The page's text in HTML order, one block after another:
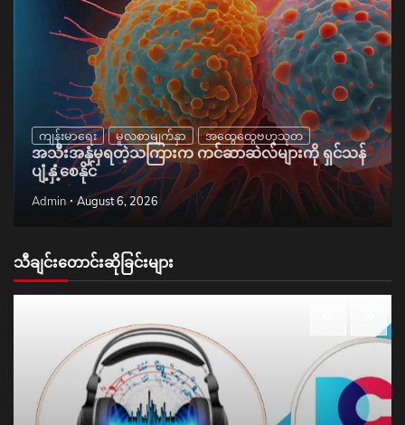
ကျန်းမာရေး မူလစာမျက်နှာ အထွေထွေဗဟုသုတ
အသီးအနှံမှရတဲ့သကြားက ကင်ဆာဆဲလ်များကို ရှင်သန်
ပျံ့နှံ့စေနိုင်
Admin August 6, 2026
သီချင်းတောင်းဆိုခြင်းများ